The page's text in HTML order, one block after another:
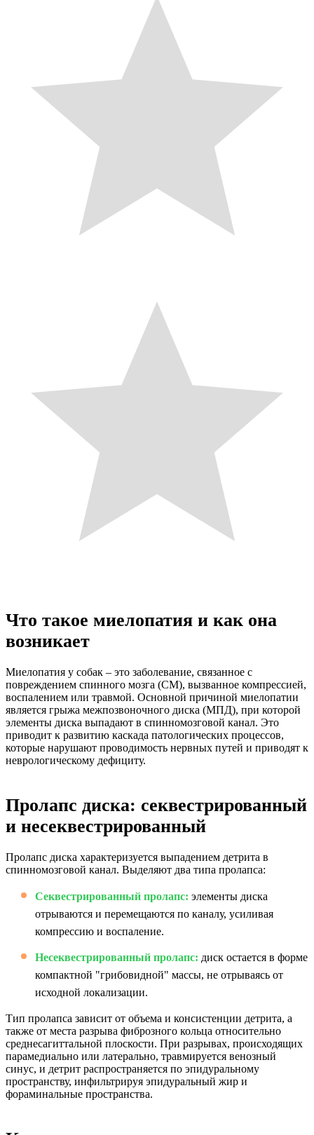
Что такое миелопатия и как она
возникает
Миелопатия у собак – это заболевание, связанное с
повреждением спинного мозга (СМ), вызванное компрессией,
воспалением или травмой. Основной причиной миелопатии
является грыжа межпозвоночного диска (МПД), при которой
элементы диска выпадают в спинномозговой канал. Это
приводит к развитию каскада патологических процессов,
которые нарушают проводимость нервных путей и приводят к
неврологическому дефициту.
Пролапс диска: секвестрированный
и несеквестрированный
Пролапс диска характеризуется выпадением детрита в
спинномозговой канал. Выделяют два типа пролапса:
Секвестрированный пролапс: элементы диска
отрываются и перемещаются по каналу, усиливая
компрессию и воспаление.
Несеквестрированный пролапс: диск остается в форме
компактной "грибовидной" массы, не отрываясь от
исходной локализации.
Тип пролапса зависит от объема и консистенции детрита, а
также от места разрыва фиброзного кольца относительно
среднесагиттальной плоскости. При разрывах, происходящих
парамедиально или латерально, травмируется венозный
синус, и детрит распространяется по эпидуральному
пространству, инфильтрируя эпидуральный жир и
фораминальные пространства.